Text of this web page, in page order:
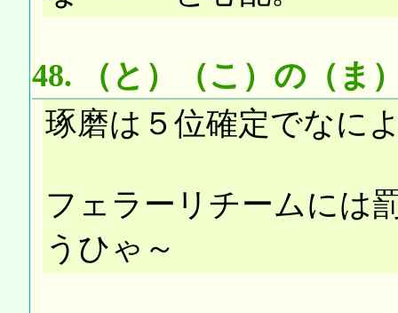
48. （と）（こ）の（ま
琢磨は５位確定でなに
フェラーリチームには
うひゃ～